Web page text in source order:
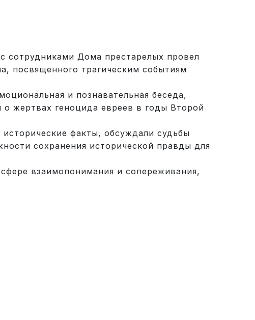
Дома престарелых провел
посвященного трагическим событиям
и познавательная беседа,
о жертвах геноцида евреев в годы Второй
факты, обсуждали судьбы
сохранения исторической правды для
взаимопонимания и сопереживания,